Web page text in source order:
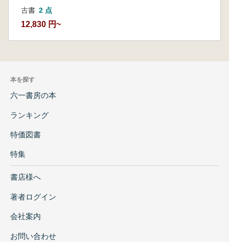
古書 2 点
12,830 円~
本を探す
六一書房の本
ランキング
特価図書
特集
書店様へ
著者ログイン
会社案内
お問い合わせ